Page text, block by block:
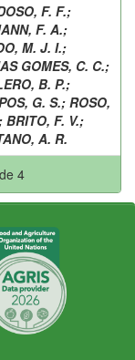
F. F.;
F. A.;
M. J. I.;
GOMES, C. C.;
B. P.;
G. S.; ROSO,
; BRITO, F. V.;
A. R.
4